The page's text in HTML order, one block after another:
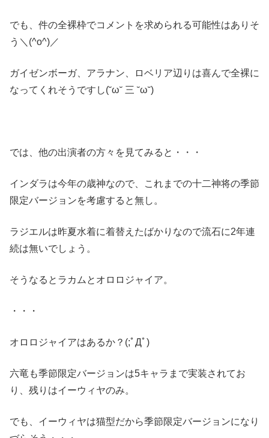
でも、件の全裸枠でコメントを求められる可能性はありそ
う＼(^o^)／
ガイゼンボーガ、アラナン、ロベリア辺りは喜んで全裸に
なってくれそうですし(˘ω˘ 三 ˘ω˘)
では、他の出演者の方々を見てみると・・・
インダラは今年の歳神なので、これまでの十二神将の季節
限定バージョンを考慮すると無し。
ラジエルは昨夏水着に着替えたばかりなので流石に2年連
続は無いでしょう。
そうなるとラカムとオロロジャイア。
・・・
オロロジャイアはあるか？(;ﾟДﾟ)
六竜も季節限定バージョンは5キャラまで実装されてお
り、残りはイーウィヤのみ。
でも、イーウィヤは猫型だから季節限定バージョンになり